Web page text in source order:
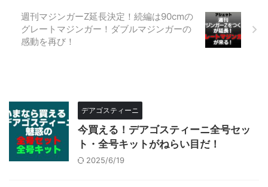
週刊マジンガーZ延長決定！続編は90cmの
グレートマジンガー！ダブルマジンガーの
感動を再び！
デアゴスティーニ
今買える！デアゴスティーニ全号セッ
ト・全号キットがねらい目だ！
2025/6/19